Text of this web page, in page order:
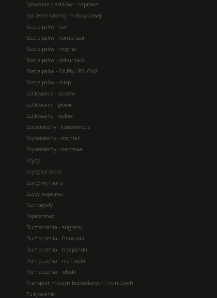
Spawanie plastików - naprawa
Sprzedaż odzieży motocyklowej
Stacje paliw - bar
Stacje paliw - kompresor
Stacje paliw - myjnia
Stacje paliw - odkurzacz
Stacje paliw - On,Pb, LPG, CNG
Stacje paliw - sklep
Szlifowanie - bloków
Szlifowanie - głowic
Szlifowanie - wałów
Szyberdachy - konserwacja
Szyberdachy - montaż
Szyberdachy - naprawa
Szyby
Szyby sprzedaż
Szyby wymiana
Szyby-naprawa
Tachografy
Tapicerstwo
Tłumaczenia - angielski
Tłumaczenia - francuski
Tłumaczenia - hiszpański
Tłumaczenia - niemiecki
Tłumaczenia - włoski
Transport maszyn budowlanych i rolniczych
Tulejowanie